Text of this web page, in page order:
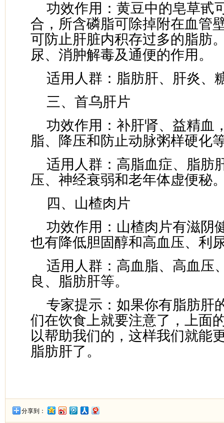
功效作用：黄豆中的皂草甙
合，所含磷脂可除掉附在血管
可防止肝脏内积存过多的脂肪
尿、消肿解毒及通便的作用。
适用人群：脂肪肝、肝炎、
三、首乌肝片
功效作用：补肝肾、益精血
脂、降压和防止动脉粥样硬化
适用人群：高脂血症、脂肪
压、神经衰弱和老年体虚便秘
四、山楂肉片
功效作用：山楂肉片有滋阴
也有降低胆固醇和高血压、利
适用人群：高血脂、高血压
良、脂肪肝等。
专家提示：如果你有脂肪肝
们在饮食上就要注意了，上面
以帮助我们的，这样我们就能
脂肪肝了。
分享到：